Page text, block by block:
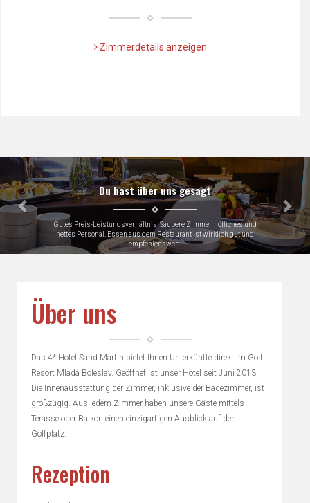
Zimmerdetails anzeigen
Du hast über uns gesagt
Gutes Preis-Leistungsverhältnis, Saubere Zimmer, höfliches und
nettes Personal. Essen aus dem Restaurant ist wirklich gut und
empfehlenswert.
Předchozí
Über uns
Das 4* Hotel Sand Martin bietet Ihnen Unterkünfte direkt im Golf
Resort Mladá Boleslav. Geöffnet ist unser Hotel seit Juni 2013.
Die Innenausstattung der Zimmer, inklusive der Badezimmer, ist
großzügig. Aus jedem Zimmer haben unsere Gäste mittels
Terasse oder Balkon einen einzigartigen Ausblick auf den
Golfplatz.
Rezeption